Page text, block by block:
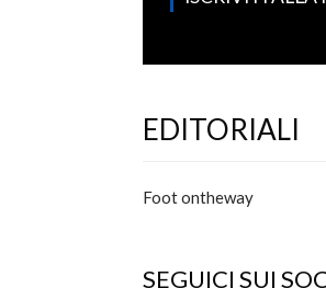
EDITORIALI
Foot ontheway
SEGUICI SUI